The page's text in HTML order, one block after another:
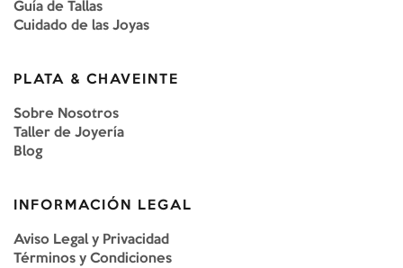
Guía de Tallas
Cuidado de las Joyas
PLATA & CHAVEINTE
Sobre Nosotros
Taller de Joyería
Blog
INFORMACIÓN LEGAL
Aviso Legal y Privacidad
Términos y Condiciones